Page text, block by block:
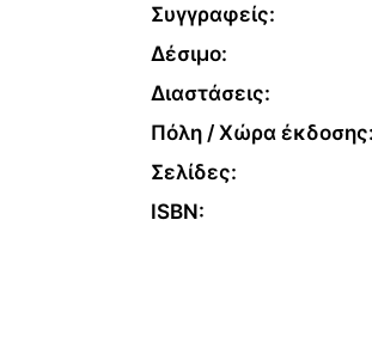
Συγγραφείς:
Δέσιμο:
Διαστάσεις:
Πόλη / Χώρα έκδοσης:
Σελίδες:
ISBN: